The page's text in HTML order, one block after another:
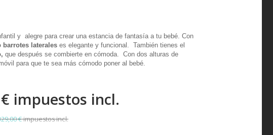
y alegre para crear una estancia de fantasía a tu bebé. Con
barrotes laterales es elegante y funcional. También tienes el
que después se combierte en cómoda. Con dos alturas de
para que te sea más cómodo poner al bebé.
impuestos incl.
€impuestos incl.